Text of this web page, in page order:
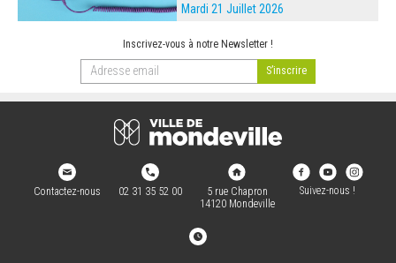
Mardi 21 Juillet 2026
Inscrivez-vous à notre Newsletter !
Contactez-nous 02 31 35 52 00
5 rue Chapron
14120 Mondeville
Suivez-nous !